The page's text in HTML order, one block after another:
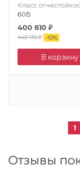
Класс
60Б
400 610 ₽
445 130₽ -10%
В корзину
1
Отзывы